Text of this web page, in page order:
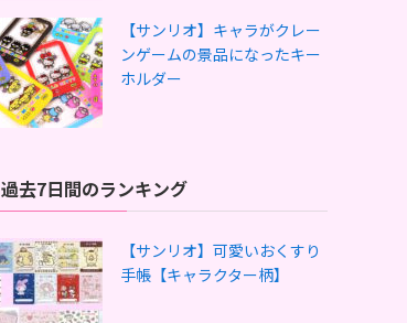
【サンリオ】キャラがクレー
ンゲームの景品になったキー
ホルダー
過去7日間のランキング
【サンリオ】可愛いおくすり
手帳【キャラクター柄】